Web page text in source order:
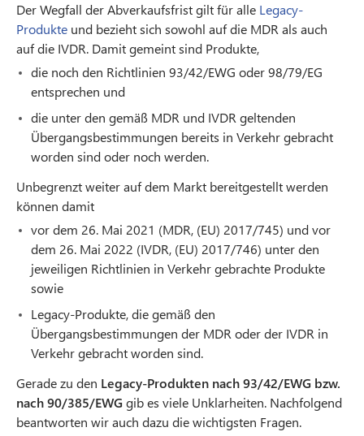
Der Wegfall der Abverkaufsfrist gilt für alle Legacy-
Produkte und bezieht sich sowohl auf die MDR als auch
auf die IVDR. Damit gemeint sind Produkte,
die noch den Richtlinien 93/42/EWG oder 98/79/EG
entsprechen und
die unter den gemäß MDR und IVDR geltenden
Übergangsbestimmungen bereits in Verkehr gebracht
worden sind oder noch werden.
Unbegrenzt weiter auf dem Markt bereitgestellt werden
können damit
vor dem 26. Mai 2021 (MDR, (EU) 2017/745) und vor
dem 26. Mai 2022 (IVDR, (EU) 2017/746) unter den
jeweiligen Richtlinien in Verkehr gebrachte Produkte
sowie
Legacy-Produkte, die gemäß den
Übergangsbestimmungen der MDR oder der IVDR in
Verkehr gebracht worden sind.
Gerade zu den Legacy-Produkten nach 93/42/EWG bzw.
nach 90/385/EWGgib es viele Unklarheiten. Nachfolgend
beantworten wir auch dazu die wichtigsten Fragen.